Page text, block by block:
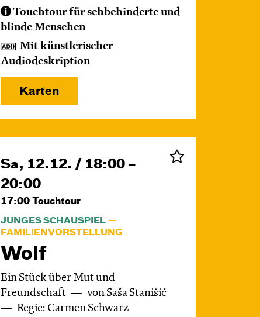
Touchtour für sehbehinderte und
blinde Menschen
Mit künstlerischer
Audiodeskription
Karten
Sa, 12.12. / 18:00 –
20:00
17:00 Touchtour
JUNGES SCHAUSPIEL
FAMILIENVORSTELLUNG
Wolf
Ein Stück über Mut und
Freundschaft
von Saša Stanišić
Regie: Carmen Schwarz